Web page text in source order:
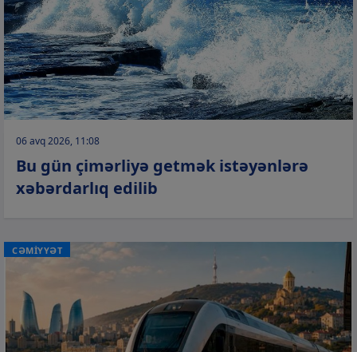
06 avq 2026, 11:08
Bu gün çimərliyə getmək istəyənlərə
xəbərdarlıq edilib
CƏMİYYƏT